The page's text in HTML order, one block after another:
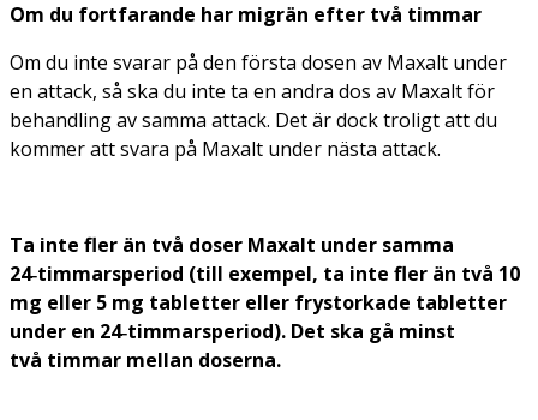
Om du fortfarande har migrän efter två timmar
Om du inte svarar på den första dosen av Maxalt under
en attack, så ska du inte ta en andra dos av Maxalt för
behandling av samma attack. Det är dock troligt att du
kommer att svara på Maxalt under nästa attack.
Ta inte fler än två doser Maxalt under samma
24‑timmarsperiod (till exempel, ta inte fler än två 10
mg eller 5 mg tabletter eller frystorkade tabletter
under en 24‑timmarsperiod). Det ska gå minst
två timmar mellan doserna.